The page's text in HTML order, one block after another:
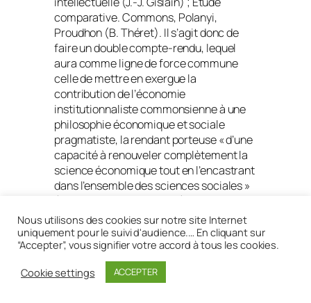
comparative. Commons, Polanyi,
Proudhon (B. Théret). Il s’agit donc de
faire un double compte-rendu, lequel
aura comme ligne de force commune
celle de mettre en exergue la
contribution de l’économie
institutionnaliste commonsienne à une
philosophie économique et sociale
pragmatiste, la rendant porteuse « d’une
capacité à renouveler complètement la
science économique tout en l’encastrant
dans l’ensemble des sciences sociales »
(Gislain et Théret 2014, 10)…
Lire la recension sur Cairn
Nous utilisons des cookies sur notre site Internet
uniquement pour le suivi d'audience.… En cliquant sur
“Accepter”, vous signifier votre accord à tous les cookies.
Cookie settings
ACCEPTER